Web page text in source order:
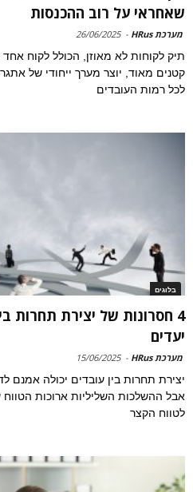
שאחראי על רוב ההכנסות
מערכת HRus -
26/06/2025
תיק לקוחות לא מאוזן, הכולל לקוח אחד
קטנים מאוד, יוצר מערך ייחודי של
לכל רמות העובדים
בלוגים
4 חסרונות של יצירת תחרות
יעדים
מערכת HRus -
15/06/2025
יצירת תחרות בין עובדים יכולה אמנם
אבל ההשלכות השליליות ארוכות הטווח
לטווח הקצר